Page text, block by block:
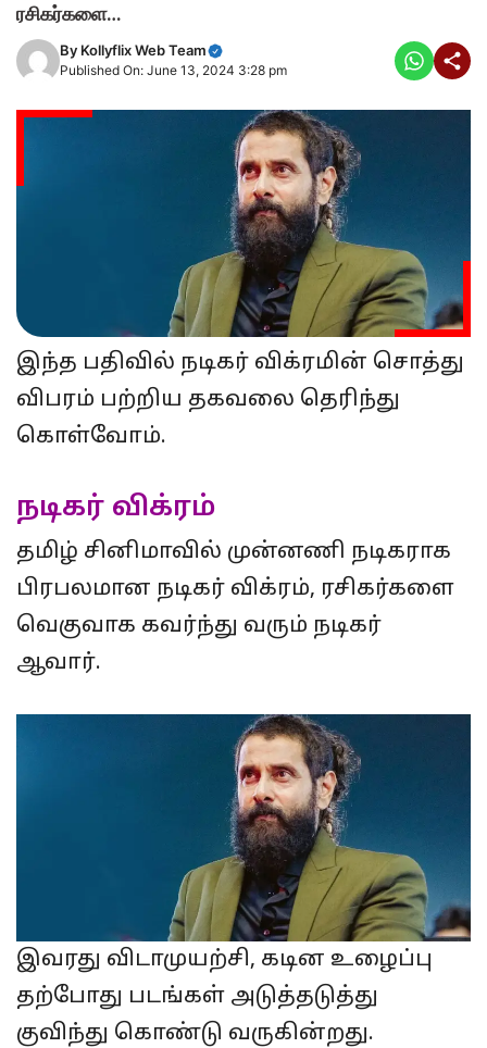
ரசிகர்களை…
By Kollyflix Web Team
Published On: June 13, 2024 3:28 pm
இந்த பதிவில் நடிகர் விக்ரமின் சொத்து
விபரம் பற்றிய தகவலை தெரிந்து
கொள்வோம்.
நடிகர் விக்ரம்
தமிழ் சினிமாவில் முன்னணி நடிகராக
பிரபலமான நடிகர் விக்ரம், ரசிகர்களை
வெகுவாக கவர்ந்து வரும் நடிகர்
ஆவார்.
இவரது விடாமுயற்சி, கடின உழைப்பு
தற்போது படங்கள் அடுத்தடுத்து
குவிந்து கொண்டு வருகின்றது.